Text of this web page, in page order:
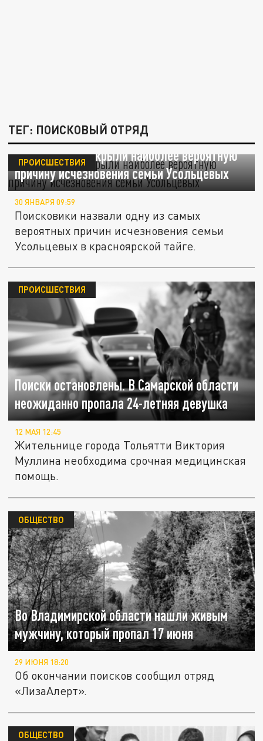
ТЕГ: ПОИСКОВЫЙ ОТРЯД
Поисковики раскрыли наиболее вероятную
причину исчезновения семьи Усольцевых
ПРОИСШЕСТВИЯ
30 ЯНВАРЯ 09:59
Поисковики назвали одну из самых
вероятных причин исчезновения семьи
Усольцевых в красноярской тайге.
Поиски остановлены. В Самарской области
неожиданно пропала 24-летняя девушка
ПРОИСШЕСТВИЯ
12 МАЯ 12:45
Жительнице города Тольятти Виктория
Муллина необходима срочная медицинская
помощь.
Во Владимирской области нашли живым
мужчину, который пропал 17 июня
ОБЩЕСТВО
29 ИЮНЯ 18:20
Об окончании поисков сообщил отряд
«ЛизаАлерт».
ОБЩЕСТВО